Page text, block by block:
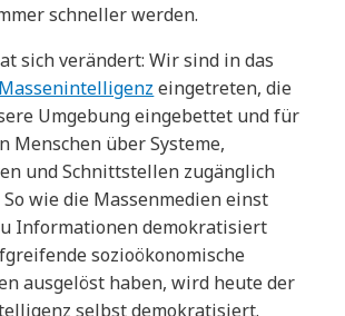
schneller werden.
sich verändert: Wir sind in das
Massenintelligenz eingetreten, die
Umgebung eingebettet und für
Menschen über Systeme,
und Schnittstellen zugänglich
wie die Massenmedien einst
Informationen demokratisiert
sozioökonomische
ausgelöst haben, wird heute der
selbst demokratisiert.